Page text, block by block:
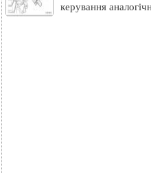
керування